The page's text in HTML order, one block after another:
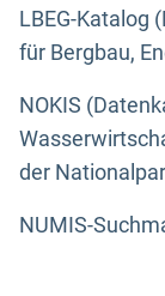
LBEG-Katalog
für Bergbau,
NOKIS
der
NUMIS-